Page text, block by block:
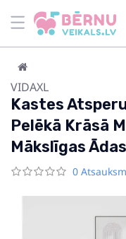
VIDAXL
Kastes
Pelēkā Krāsā
Mākslīgas
0